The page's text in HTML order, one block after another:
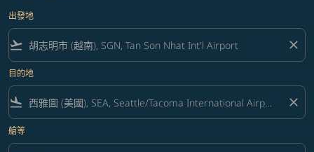
出發地
flight_takeoff close
目的地
flight_land close
艙等